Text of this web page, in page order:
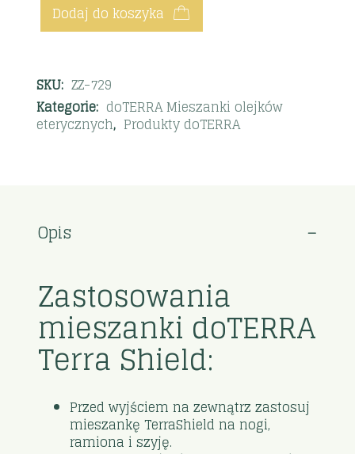
Dodaj do koszyka
SKU: ZZ-729
Kategorie: doTERRA Mieszanki olejków
eterycznych, Produkty doTERRA
Opis
Zastosowania
mieszanki doTERRA
Terra Shield:
Przed wyjściem na zewnątrz zastosuj
mieszankę TerraShield na nogi,
ramiona i szyję.